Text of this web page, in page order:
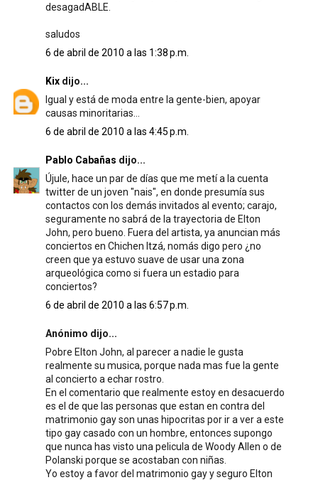
desagadABLE.
saludos
6 de abril de 2010 a las 1:38 p.m.
Kixdijo...
Igual y está de moda entre la gente-bien, apoyar
causas minoritarias...
6 de abril de 2010 a las 4:45 p.m.
Pablo Cabañas dijo...
Újule, hace un par de días que me metí a la cuenta
twitter de un joven "nais", en donde presumía sus
contactos con los demás invitados al evento; carajo,
seguramente no sabrá de la trayectoria de Elton
John, pero bueno. Fuera del artista, ya anuncian más
conciertos en Chichen Itzá, nomás digo pero ¿no
creen que ya estuvo suave de usar una zona
arqueológica como si fuera un estadio para
conciertos?
6 de abril de 2010 a las 6:57 p.m.
Anónimo dijo...
Pobre Elton John, al parecer a nadie le gusta
realmente su musica, porque nada mas fue la gente
al concierto a echar rostro.
En el comentario que realmente estoy en desacuerdo
es el de que las personas que estan en contra del
matrimonio gay son unas hipocritas por ir a ver a este
tipo gay casado con un hombre, entonces supongo
que nunca has visto una pelicula de Woody Allen o de
Polanski porque se acostaban con niñas.
Yo estoy a favor del matrimonio gay y seguro Elton